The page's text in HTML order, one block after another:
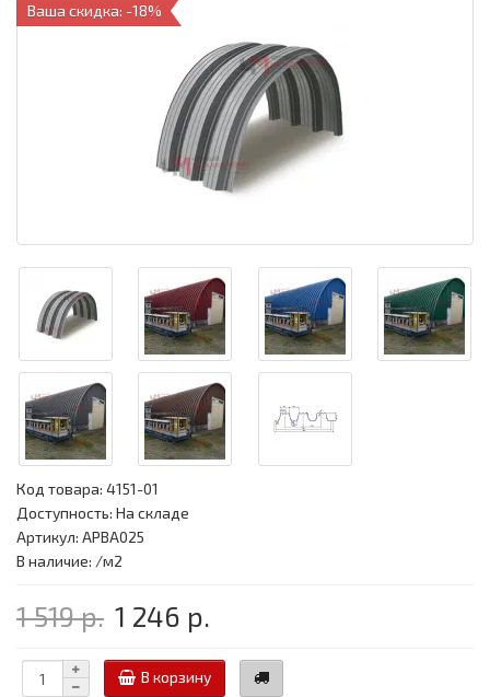
Ваша скидка: -18%
Код товара: 4151-01
Доступность: На складе
Артикул: APBA025
В наличие: /м2
1 519 р. 1 246 р.
В корзину